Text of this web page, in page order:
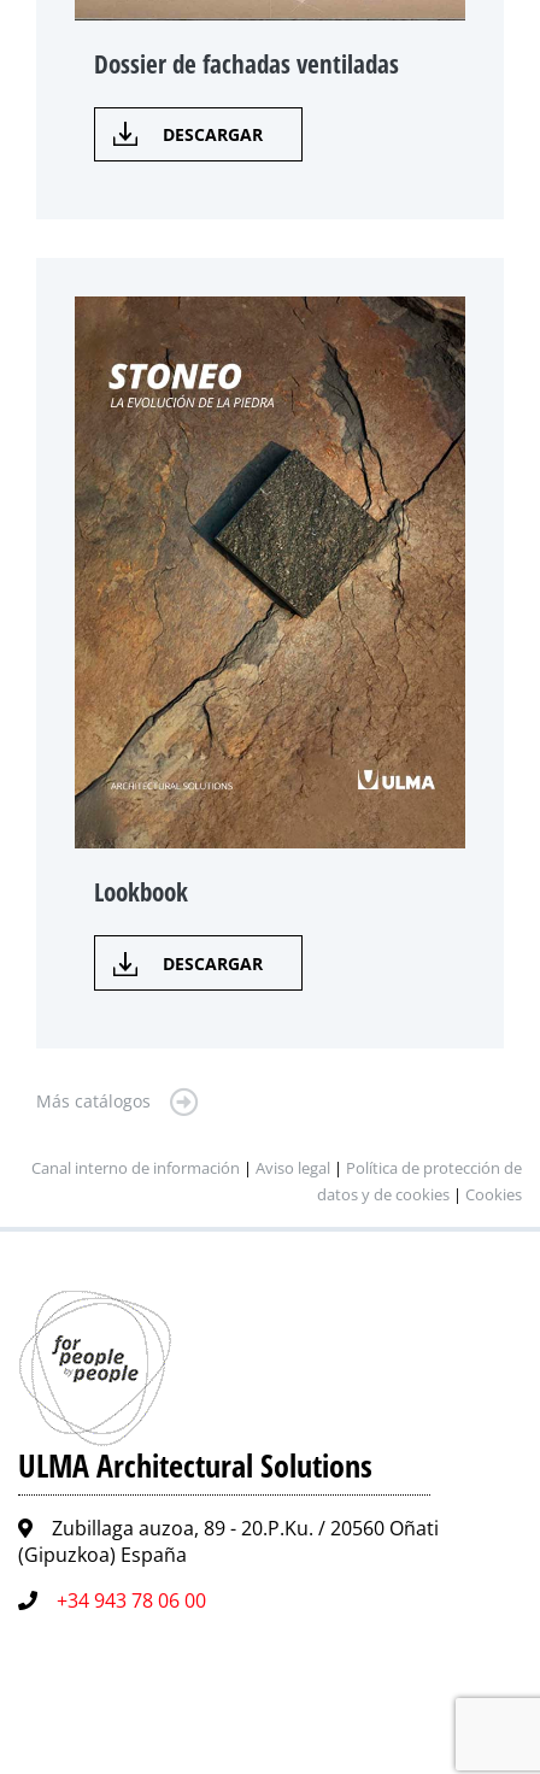
Dossier de fachadas ventiladas
DESCARGAR
Lookbook
DESCARGAR
Más catálogos
Canal interno de información | Aviso legal | Política de protección de
datos y de cookies | Cookies
ULMA Architectural Solutions
Zubillaga auzoa, 89 - 20.P.Ku. / 20560 Oñati
(Gipuzkoa) España
+34 943 78 06 00